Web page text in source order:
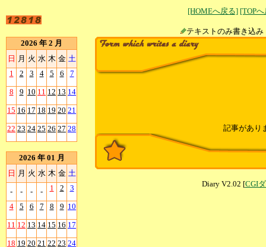
[HOMEへ戻る] [TOP
テキストのみ書
2026 年 2 月
日 月 火 水 木 金 土
1
2 3 4 5 6 7
8 9 10 11 12 13 14
15 16 17 18 19 20 21
22 23 24 25 26 27 28
2026 年 01 月
日 月 火 水 木 金 土
- - - - 1 2 3
4 5 6 7 8 9 10
11 12 13 14 15 16 17
18 19 20 21 22 23 24
記事があり
Diary V2.02 [CGI